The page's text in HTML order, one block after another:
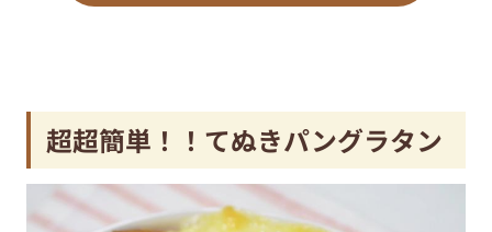
超超簡単！！てぬきパングラタン